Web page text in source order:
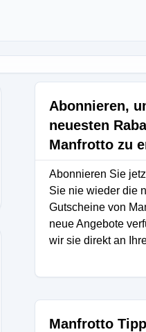
Abonnieren,
neuesten
Manfrotto zu
Abonnieren Sie
Sie nie wieder die
Gutscheine von
neue Angebote
wir sie direkt an
Manfrotto